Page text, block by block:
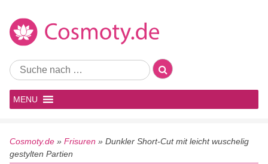
MENU
Cosmoty.de » Frisuren » Dunkler Short-Cut mit leicht wuschelig
gestylten Partien